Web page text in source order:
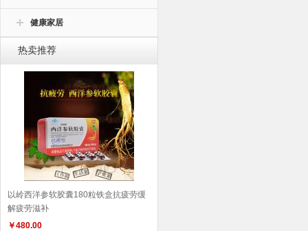
健康家居
热卖推荐
以岭西洋参软胶囊180粒铁盒抗疲劳缓
解疲劳滋补
￥480.00